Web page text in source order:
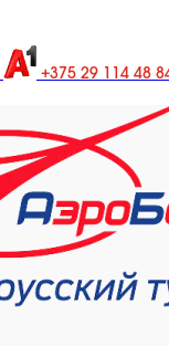
+375 29 114 48